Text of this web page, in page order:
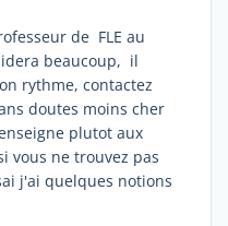
de FLE au
beaucoup, il
rythme, contactez
doutes moins cher
plutot aux
vous ne trouvez pas
j'ai quelques notions